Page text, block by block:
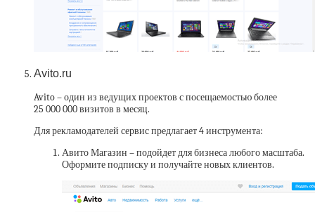
Avito.ru
Avito – один из ведущих проектов с посещаемостью более
25 000 000 визитов в месяц.
Для рекламодателей сервис предлагает 4 инструмента:
Авито Магазин – подойдет для бизнеса любого масштаба.
Оформите подписку и получайте новых клиентов.